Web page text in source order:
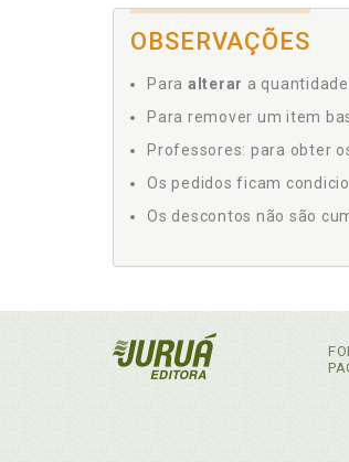
OBSERVAÇÕES
Para alterar a
Para remover um item
Professores: para obter
Os pedidos ficam
Os descontos não são